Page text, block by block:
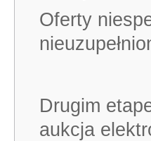
Oferty
Drugim
aukcja